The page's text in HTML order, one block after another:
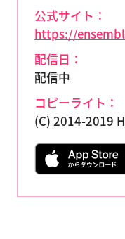
公式サイト：
https://
配信日：
配信中
コピーライト：
(C) 2014-2019